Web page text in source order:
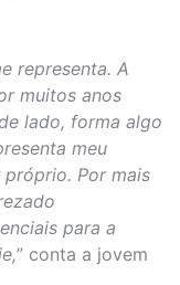
representa. A
muitos anos
lado, forma algo
meu
Por mais
para a
” conta a jovem